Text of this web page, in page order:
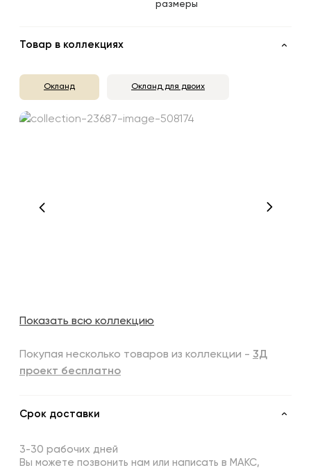
размеры
Товар в коллекциях
Окланд Окланд для двоих
Показать всю коллекцию
Покупая несколько товаров из коллекции - 3Д
проект бесплатно
Срок доставки
3-30 рабочих дней
Вы можете позвонить нам или написать в МАКС,